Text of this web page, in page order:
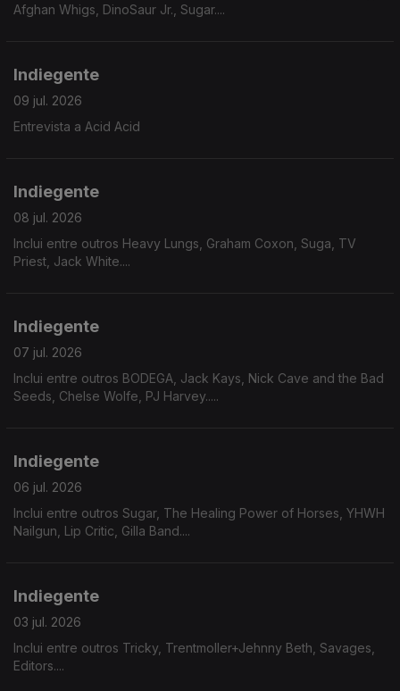
Afghan Whigs, DinoSaur Jr., Sugar....
Indiegente
09 jul. 2026
Entrevista a Acid Acid
Indiegente
08 jul. 2026
Inclui entre outros Heavy Lungs, Graham Coxon, Suga, TV
Priest, Jack White....
Indiegente
07 jul. 2026
Inclui entre outros BODEGA, Jack Kays, Nick Cave and the Bad
Seeds, Chelse Wolfe, PJ Harvey.....
Indiegente
06 jul. 2026
Inclui entre outros Sugar, The Healing Power of Horses, YHWH
Nailgun, Lip Critic, Gilla Band....
Indiegente
03 jul. 2026
Inclui entre outros Tricky, Trentmoller+Jehnny Beth, Savages,
Editors....